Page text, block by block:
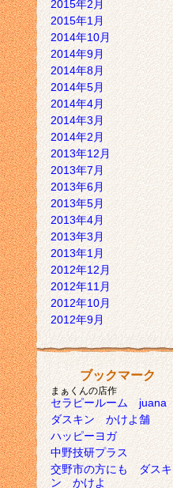
2015年2月
2015年1月
2014年10月
2014年9月
2014年8月
2014年5月
2014年4月
2014年3月
2014年2月
2013年12月
2013年7月
2013年6月
2013年5月
2013年4月
2013年3月
2013年1月
2012年12月
2012年11月
2012年10月
2012年9月
ブックマーク
まぁくんの店作
セラピールーム juana
ダスキン かけよ舗
ハッピーヨガ
中野技研プラス
交野市の方にも ダスキ
ン かけよ